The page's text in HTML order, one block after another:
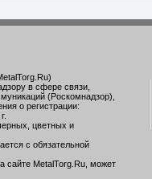
в сфере связи,
(Роскомнадзор),
о регистрации:
цветных и
с обязательной
сайте MetalTorg.Ru, может